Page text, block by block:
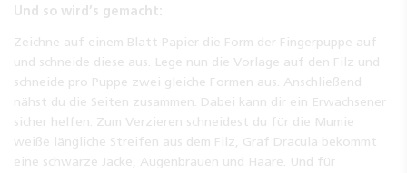
Und so wird’s gemacht:
Zeichne auf einem Blatt Papier die Form der Fingerpuppe auf
und schneide diese aus. Lege nun die Vorlage auf den Filz und
schneide pro Puppe zwei gleiche Formen aus. Anschließend
nähst du die Seiten zusammen. Dabei kann dir ein Erwachsener
sicher helfen. Zum Verzieren schneidest du für die Mumie
weiße längliche Streifen aus dem Filz, Graf Dracula bekommt
eine schwarze Jacke, Augenbrauen und Haare. Und für